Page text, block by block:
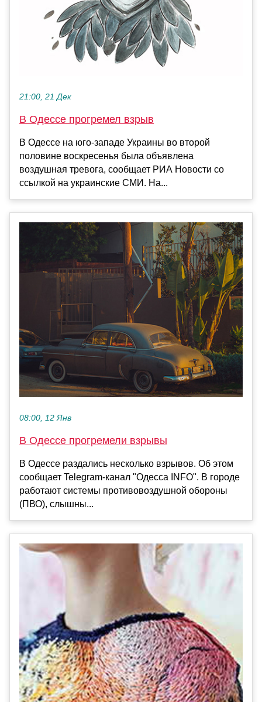
21:00, 21 Дек
В Одессе прогремел взрыв
В Одессе на юго-западе Украины во второй
половине воскресенья была объявлена
воздушная тревога, сообщает РИА Новости со
ссылкой на украинские СМИ. На...
08:00, 12 Янв
В Одессе прогремели взрывы
В Одессе раздались несколько взрывов. Об этом
сообщает Telegram-канал "Одесса INFO". В городе
работают системы противовоздушной обороны
(ПВО), слышны...